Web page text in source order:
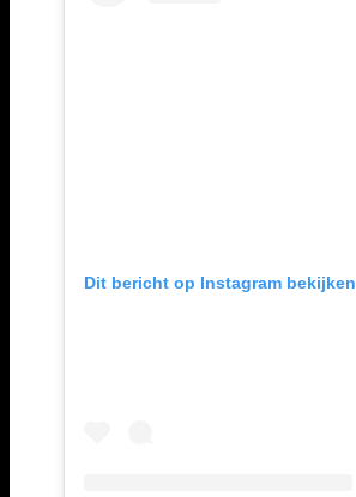
Dit bericht op Instagram bekijken